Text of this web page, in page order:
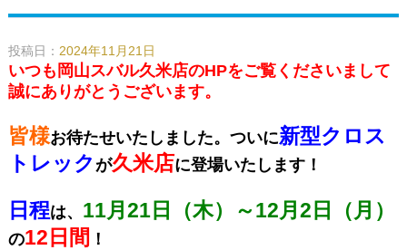
投稿日： 2024年11月21日
いつも岡山スバル久米店のHPをご覧くださいまして
誠にありがとうございます。
皆様お待たせいたしました。ついに新型クロス
トレック が久米店に登場いたします！
日程は、 11月21日（木）～12月2日（月）
の12日間 ！